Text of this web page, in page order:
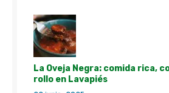
La Oveja Negra: comida rica,
rollo en Lavapiés